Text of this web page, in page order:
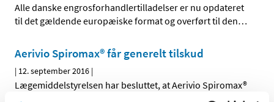
Alle danske engrosforhandlertilladelser er nu opdateret
til det gældende europæiske format og overført til den…
Aerivio Spiromax® får generelt tilskud
| 12. september 2016 |
Lægemiddelstyrelsen har besluttet, at Aerivio Spiromax®
skal have generelt tilskud. Aerivio Spiromax®